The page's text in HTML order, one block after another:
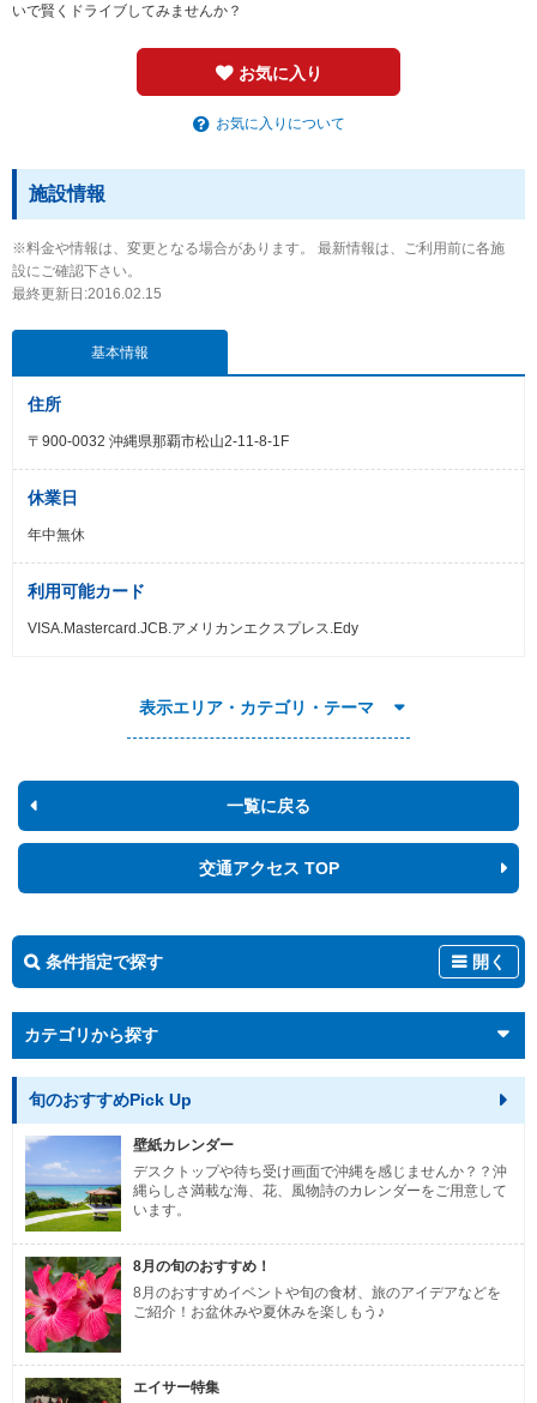
いで賢くドライブしてみませんか？
お気に入り
お気に入りについて
施設情報
※料金や情報は、変更となる場合があります。 最新情報は、ご利用前に各施
設にご確認下さい。
最終更新日:2016.02.15
基本情報
住所
〒900-0032 沖縄県那覇市松山2-11-8-1F
休業日
年中無休
利用可能カード
VISA.Mastercard.JCB.アメリカンエクスプレス.Edy
表示エリア・カテゴリ・テーマ
一覧に戻る
交通アクセス TOP
条件指定で探す 開く
カテゴリから探す
旬のおすすめPick Up
壁紙カレンダー
デスクトップや待ち受け画面で沖縄を感じませんか？？沖
縄らしさ満載な海、花、風物詩のカレンダーをご用意して
います。
8月の旬のおすすめ！
8月のおすすめイベントや旬の食材、旅のアイデアなどを
ご紹介！お盆休みや夏休みを楽しもう♪
エイサー特集